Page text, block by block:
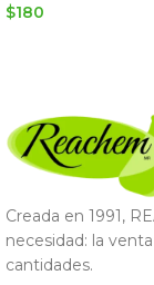
$180
Creada en 1991,
necesidad: la
cantidades.